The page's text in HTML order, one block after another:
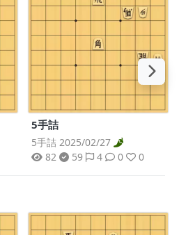
5手詰
5手詰 2025/02/27
82
59 4 0 0